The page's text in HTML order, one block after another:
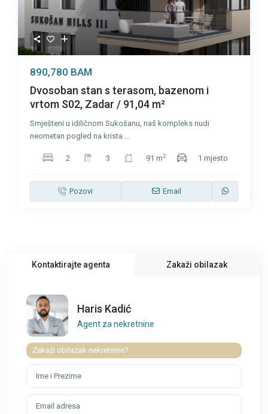
890,780 BAM
Dvosoban stan s terasom, bazenom i
vrtom S02, Zadar / 91,04 m²
Smješteni u idiličnom Sukošanu, naš kompleks nudi
neometan pogled na krista
2 3 91 m2 1 mjesto
Pozovi Email
Kontaktirajte agenta Zakaži obilazak
Haris Kadić
Agent za nekretnine
Zakaži obilazak nekretnine?